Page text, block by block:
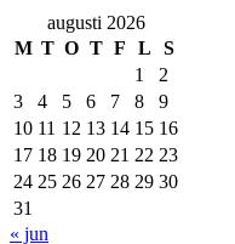
augusti 2026
M T O T F L
S
1
2
3
4 5 6 7 8
9
10 11 12 13 14 15 16
17 18 19 20 21 22 23
24 25 26 27 28 29 30
31
« jun